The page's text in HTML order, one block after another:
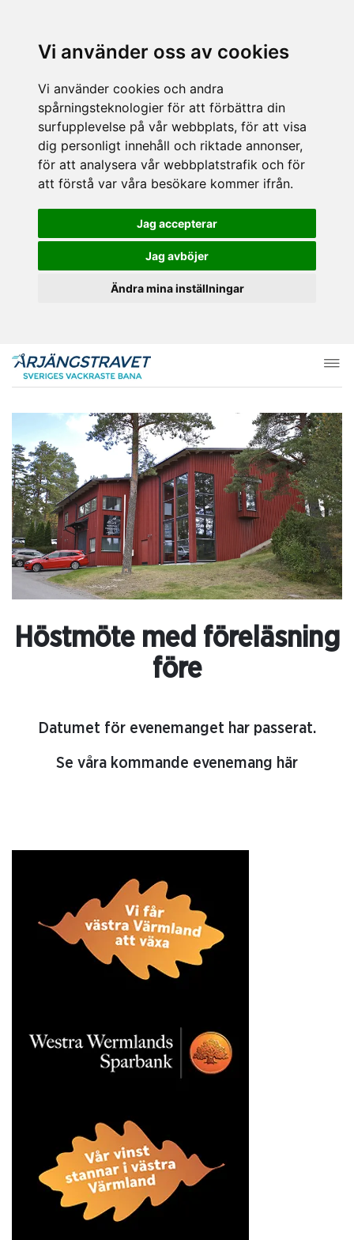
Vi använder oss av cookies
Vi använder cookies och andra
spårningsteknologier för att förbättra din
surfupplevelse på vår webbplats, för att visa
dig personligt innehåll och riktade annonser,
för att analysera vår webbplatstrafik och för
att förstå var våra besökare kommer ifrån.
Jag accepterar
Jag avböjer
Ändra mina inställningar
Höstmöte med föreläsning
före
Datumet för evenemanget har passerat.
Se våra kommande evenemang här